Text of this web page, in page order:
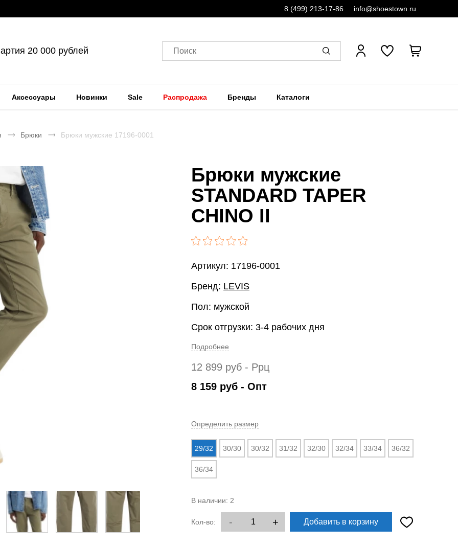
8 (499) 213-17-86 info@shoestown.ru
20 000 рублей Поиск
Аксессуары Новинки Sale Распродажа Бренды Каталоги
Брюки Брюки мужские 17196-0001
Брюки мужские
STANDARD TAPER
CHINO II
Артикул: 17196-0001
Бренд: LEVIS
Пол: мужской
Срок отгрузки: 3-4 рабочих дня
Подробнее
12 899 руб - Ррц
8 159 руб - Опт
Определить размер
29/32 30/30 30/32 31/32 32/30 32/34 33/34 36/32
36/34
В наличии: 2
Кол-во: - + Добавить в корзину